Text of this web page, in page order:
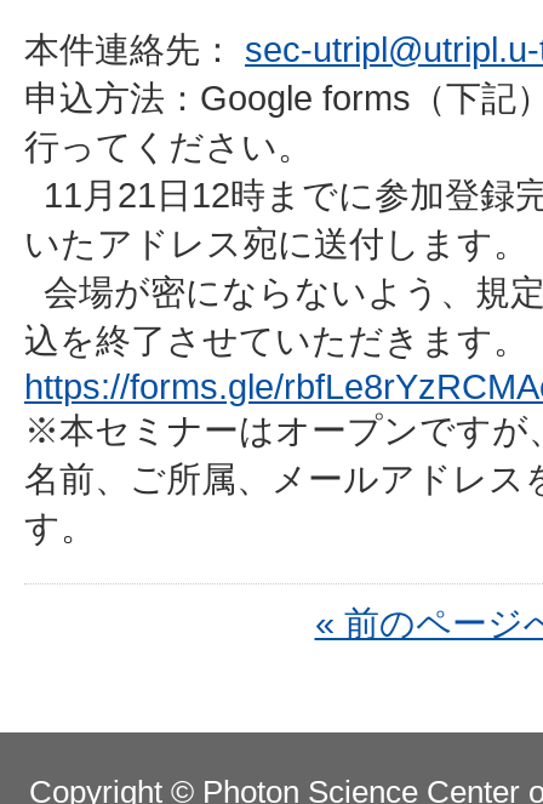
本件連絡先： sec-
申込方法：Google forms（下記
行ってください。
11月21日12時までに参加登録
いたアドレス宛に送付します。
会場が密にならないよう、規
込を終了させていただきます。
https://forms.gle/
※本セミナーはオープンですが
名前、ご所属、メールアドレ
す。
« 前のページ
Copyright © Photon Science Center